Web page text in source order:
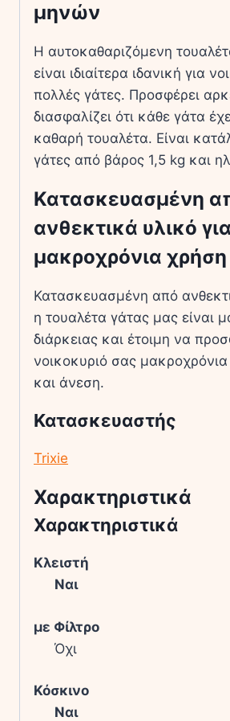
μηνών
Η αυτοκαθαριζόμενη
είναι ιδιαίτερα ιδανική για
πολλές γάτες. Προσφέρει
διασφαλίζει ότι κάθε γάτα
καθαρή τουαλέτα. Είναι
γάτες από βάρος 1,5 kg και
Κατασκευασμένη
ανθεκτικά υλικό για
μακροχρόνια χρήση
Κατασκευασμένη από
η τουαλέτα γάτας μας είναι
διάρκειας και έτοιμη να
νοικοκυριό σας
και άνεση.
Κατασκευαστής
Trixie
Χαρακτηριστικά
Χαρακτηριστικά
Κλειστή
Ναι
με Φίλτρο
Όχι
Κόσκινο
Ναι